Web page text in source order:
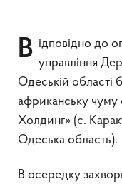
Відповідно до оперативної інформації Головного управління
Одеській області
африканську
Холдинг» (с.
Одеська область).
В осередку